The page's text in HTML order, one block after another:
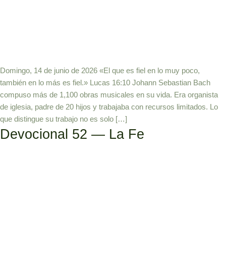
Domingo, 14 de junio de 2026 «El que es fiel en lo muy poco,
también en lo más es fiel.» Lucas 16:10 Johann Sebastian Bach
compuso más de 1,100 obras musicales en su vida. Era organista
de iglesia, padre de 20 hijos y trabajaba con recursos limitados. Lo
que distingue su trabajo no es solo […]
Devocional 52 — La Fe